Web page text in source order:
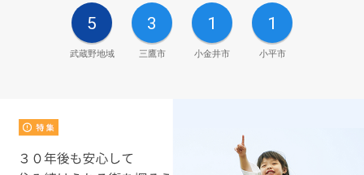
5
武蔵野地域
3
三鷹市
1
小金井市
1
小平市